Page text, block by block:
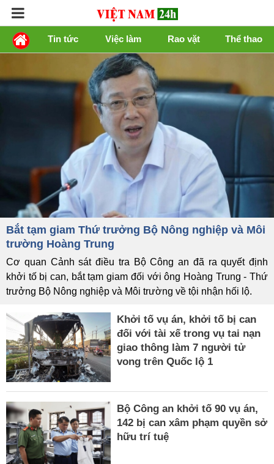
Tin tức Việc làm Rao vặt Thể thao
Bắt tạm giam Thứ trưởng Bộ Nông nghiệp và Môi
trường Hoàng Trung
Cơ quan Cảnh sát điều tra Bộ Công an đã ra quyết định
khởi tố bị can, bắt tạm giam đối với ông Hoàng Trung - Thứ
trưởng Bộ Nông nghiệp và Môi trường về tội nhận hối lộ.
Khởi tố vụ án, khởi tố bị can
đối với tài xế trong vụ tai nạn
giao thông làm 7 người tử
vong trên Quốc lộ 1
Bộ Công an khởi tố 90 vụ án,
142 bị can xâm phạm quyền sở
hữu trí tuệ